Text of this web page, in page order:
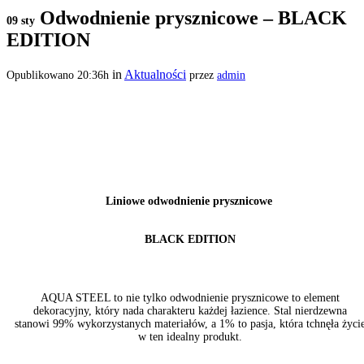
09 sty Odwodnienie prysznicowe – BLACK
EDITION
Opublikowano 20:36h in Aktualności przez admin
Liniowe odwodnienie prysznicowe
BLACK EDITION
AQUA STEEL to nie tylko odwodnienie prysznicowe to element
dekoracyjny, który nada charakteru każdej łazience. Stal nierdzewna
stanowi 99% wykorzystanych materiałów, a 1% to pasja, która tchnęła
w ten idealny produkt.